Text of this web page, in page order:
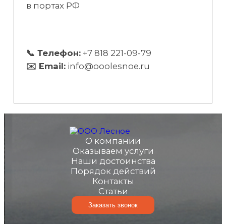
в портах РФ
📞 Телефон:+7 818 221-09-79
✉️ Email: info@ooolesnoe.ru
О компании
Оказываем услуги
Наши достоинства
Порядок действий
Контакты
Статьи
Заказать звонок